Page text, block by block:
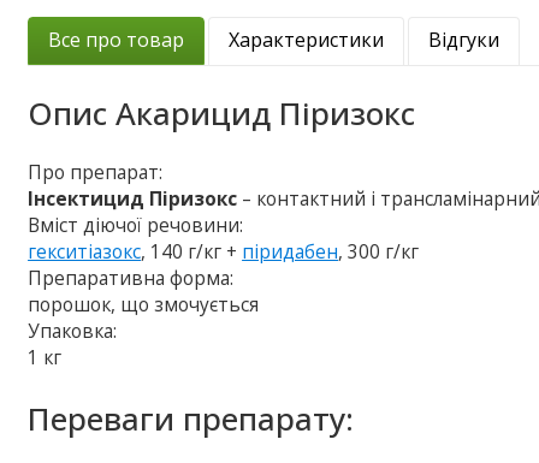
Все про товар Характеристики Відгуки
ОписАкарицид Піризокс
Про препарат:
Інсектицид Піризокс – контактний і
Вміст діючої речовини:
гекситіазокс, 140 г/кг + піридабен, 300 г/кг
Препаративна форма:
порошок, що змочується
Упаковка:
1 кг
Переваги препарату: